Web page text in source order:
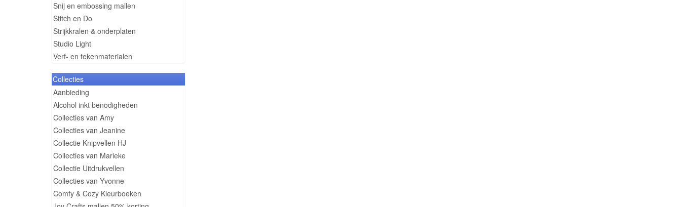
Snij en embossing mallen
Stitch en Do
Strijkkralen & onderplaten
Studio Light
Verf- en tekenmaterialen
Collecties
Aanbieding
Alcohol inkt benodigheden
Collecties van Amy
Collecties van Jeanine
Collectie Knipvellen HJ
Collecties van Marieke
Collectie Uitdrukvellen
Collecties van Yvonne
Comfy & Cozy Kleurboeken